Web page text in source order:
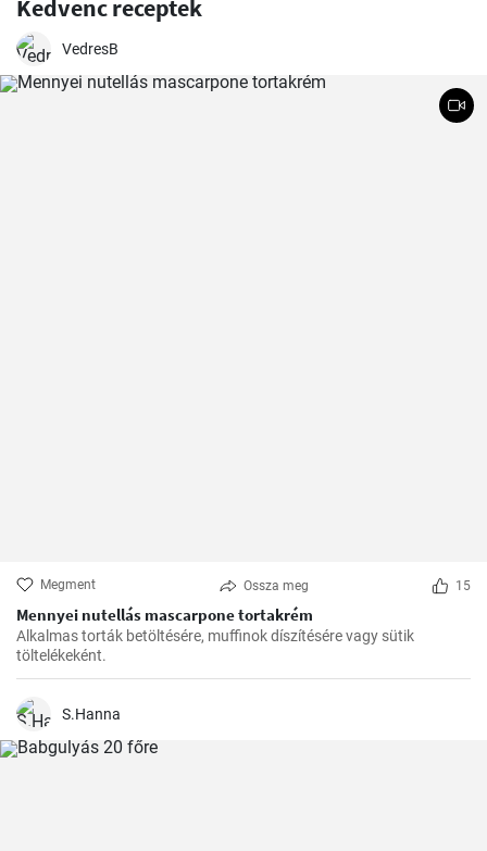
Kedvenc receptek
VedresB
Megment Ossza meg 15
Mennyei nutellás mascarpone tortakrém
Alkalmas torták betöltésére, muffinok díszítésére vagy sütik
töltelékeként.
S.Hanna